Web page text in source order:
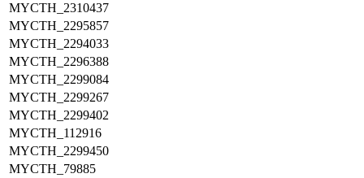
MYCTH_2310437
MYCTH_2295857
MYCTH_2294033
MYCTH_2296388
MYCTH_2299084
MYCTH_2299267
MYCTH_2299402
MYCTH_112916
MYCTH_2299450
MYCTH_79885